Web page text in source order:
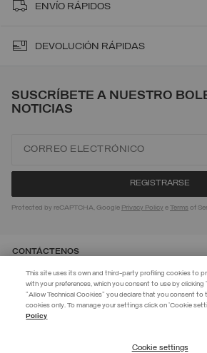
EXTRA 10%
Usa el código EXTRA10 en los productos en
ENVÍO RÁPIDOS
DEVOLUCIÓN RÁPIDAS
SUSCRÍBETE A NUESTRO
NOTICIAS
Protected by reCAPTCHA, Google Privacy Policy eTerms of
CONTÁCTENOS
CUSTOMER CARE
This site uses its own and third-party profiling cookies to
with your preferences, which you consent to use by clicking
"Allow Technical Cookies" you declare that you consent to
cookies only. To manage your settings click on 'Cookie
Policy
Cookie settings